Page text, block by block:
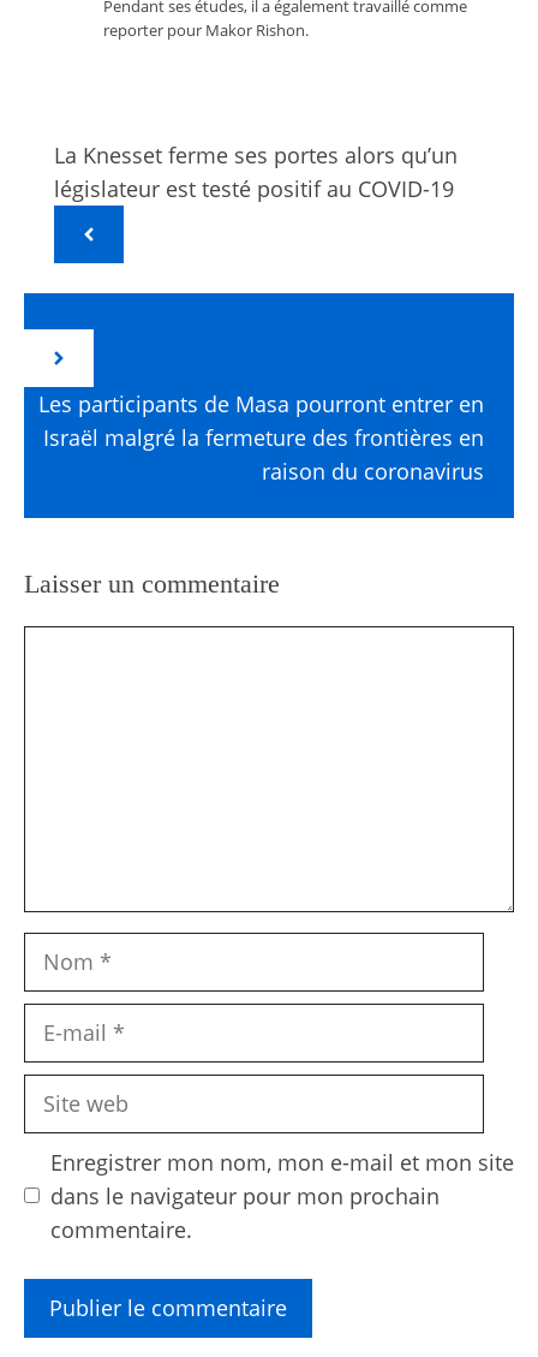
Pendant ses études, il a également travaillé comme
reporter pour Makor Rishon.
La Knesset ferme ses portes alors qu’un
législateur est testé positif au COVID-19
Les participants de Masa pourront entrer en
Israël malgré la fermeture des frontières en
raison du coronavirus
Laisser un commentaire
Nom
Site
Enregistrer mon nom, mon e-mail et mon site
dans le navigateur pour mon prochain
commentaire.